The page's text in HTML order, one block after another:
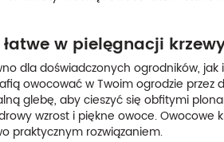
w pielęgnacji
dla doświadczonych ogrodników, jak
owocować w Twoim ogrodzie przez
glebę, aby cieszyć się obfitymi
wzrost i piękne owoce. Owocowe
praktycznym rozwiązaniem.